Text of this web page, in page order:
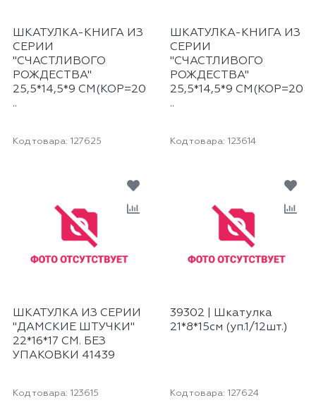
ШКАТУЛКА-КНИГА ИЗ
СЕРИИ
"СЧАСТЛИВОГО
РОЖДЕСТВА"
25,5*14,5*9 СМ(КОР=20
..
ШКАТУЛКА-КНИГА ИЗ
СЕРИИ
"СЧАСТЛИВОГО
РОЖДЕСТВА"
25,5*14,5*9 СМ(КОР=20
..
Код товара: 127625
ШКАТУЛКА ИЗ СЕРИИ
"ДАМСКИЕ ШТУЧКИ"
22*16*17 СМ. БЕЗ
УПАКОВКИ 41439
Код товара: 123614
39302 | Шкатулка
21*8*15см (уп.1/12шт.)
Код товара: 123615 Код товара: 127624